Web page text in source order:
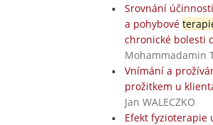
Srovnání
a pohybové
chronické bolesti
Mohammadamin
Vnímání a
prožitkem u
Jan WALECZKO
Efekt fyzioterapie